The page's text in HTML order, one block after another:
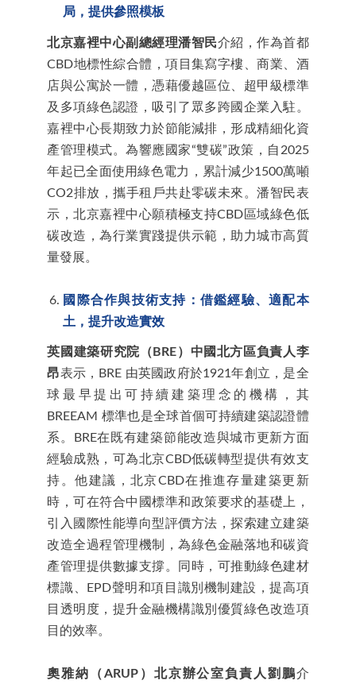
局，提供參照模板
北京嘉裡中心副總經理潘智民介紹，作為首都
CBD地標性綜合體，項目集寫字樓、商業、酒
店與公寓於一體，憑藉優越區位、超甲級標準
及多項綠色認證，吸引了眾多跨國企業入駐。
嘉裡中心長期致力於節能減排，形成精細化資
產管理模式。為響應國家“雙碳”政策，自2025
年起已全面使用綠色電力，累計減少1500萬噸
CO2排放，攜手租戶共赴零碳未來。潘智民表
示，北京嘉裡中心願積極支持CBD區域綠色低
碳改造，為行業實踐提供示範，助力城市高質
量發展。
國際合作與技術支持：借鑑經驗、適配本
土，提升改造實效
英國建築研究院（BRE）中國北方區負責人李
昂表示，BRE 由英國政府於1921年創立，是全
球最早提出可持續建築理念的機構，其
BREEAM 標準也是全球首個可持續建築認證體
系。BRE在既有建築節能改造與城市更新方面
經驗成熟，可為北京CBD低碳轉型提供有效支
持。他建議，北京CBD在推進存量建築更新
時，可在符合中國標準和政策要求的基礎上，
引入國際性能導向型評價方法，探索建立建築
改造全過程管理機制，為綠色金融落地和碳資
產管理提供數據支撐。同時，可推動綠色建材
標識、EPD聲明和項目識別機制建設，提高項
目透明度，提升金融機構識別優質綠色改造項
目的效率。
奧雅納（ARUP）北京辦公室負責人劉鵬介